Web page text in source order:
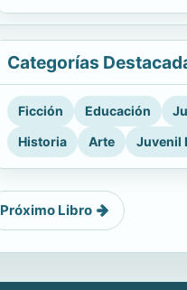
Categorías
Ficción Educación
Historia
Arte Juvenil
Próximo Libro